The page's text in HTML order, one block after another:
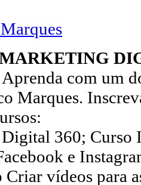
com um
Marques.
360; Curso
e
vídeos para